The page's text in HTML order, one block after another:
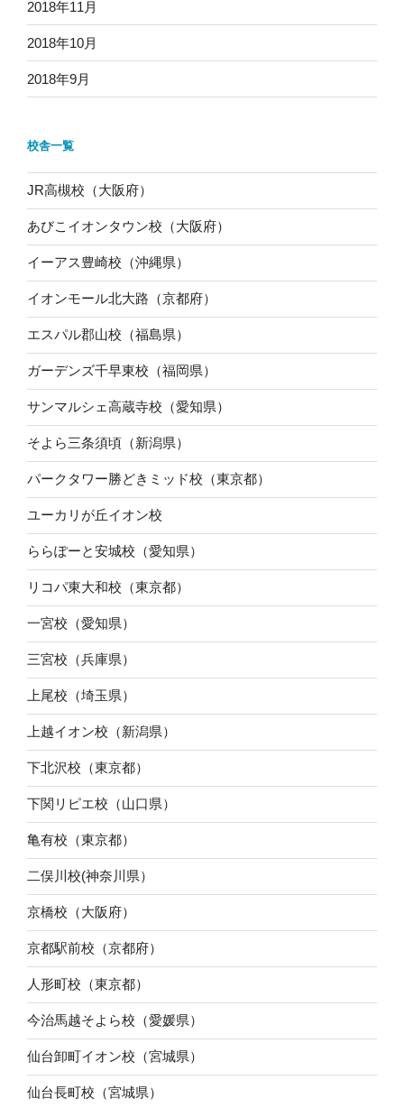
2018年11月
2018年10月
2018年9月
校舎一覧
JR高槻校（大阪府）
あびこイオンタウン校（大阪府）
イーアス豊崎校（沖縄県）
イオンモール北大路（京都府）
エスパル郡山校（福島県）
ガーデンズ千早東校（福岡県）
サンマルシェ高蔵寺校（愛知県）
そよら三条須頃（新潟県）
パークタワー勝どきミッド校（東京都）
ユーカリが丘イオン校
ららぽーと安城校（愛知県）
リコパ東大和校（東京都）
一宮校（愛知県）
三宮校（兵庫県）
上尾校（埼玉県）
上越イオン校（新潟県）
下北沢校（東京都）
下関リピエ校（山口県）
亀有校（東京都）
二俣川校(神奈川県）
京橋校（大阪府）
京都駅前校（京都府）
人形町校（東京都）
今治馬越そよら校（愛媛県）
仙台卸町イオン校（宮城県）
仙台長町校（宮城県）